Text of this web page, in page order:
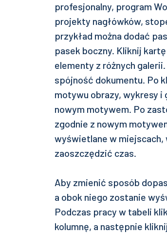
profesjonalny, program
projekty nagłówków,
przykład można dodać
pasek boczny. Kliknij
elementy z różnych
spójność dokumentu. Po
motywu obrazy, wykresy
nowym motywem. Po
zgodnie z nowym
wyświetlane w
zaoszczędzić czas.
Aby zmienić sposób
a obok niego zostanie
Podczas pracy w tabeli
kolumnę, a następnie